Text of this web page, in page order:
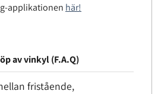
applikationen här!
av vinkyl (F.A.Q)
fristående,